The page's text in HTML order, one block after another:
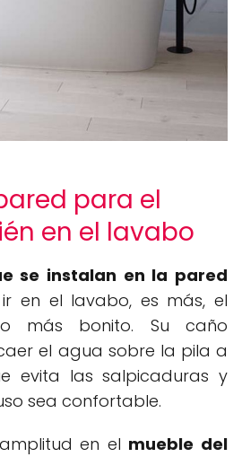
para el
en el lavabo
se instalan en la pared
en el lavabo, es más, el
más bonito. Su caño
el agua sobre la pila a
evita las salpicaduras y
sea confortable.
en el mueble del